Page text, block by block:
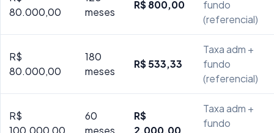
80.000,00
meses
R$ 800,00
fundo
(referencial)
R$
80.000,00
180
meses
R$ 533,33
Taxa adm +
fundo
(referencial)
R$
100.000,00
60
meses
R$
2.000,00
Taxa adm +
fundo